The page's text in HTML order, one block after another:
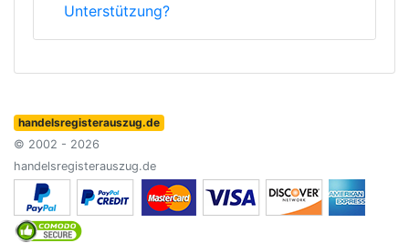
Unterstützung?
handelsregisterauszug.de
© 2002 - 2026
handelsregisterauszug.de